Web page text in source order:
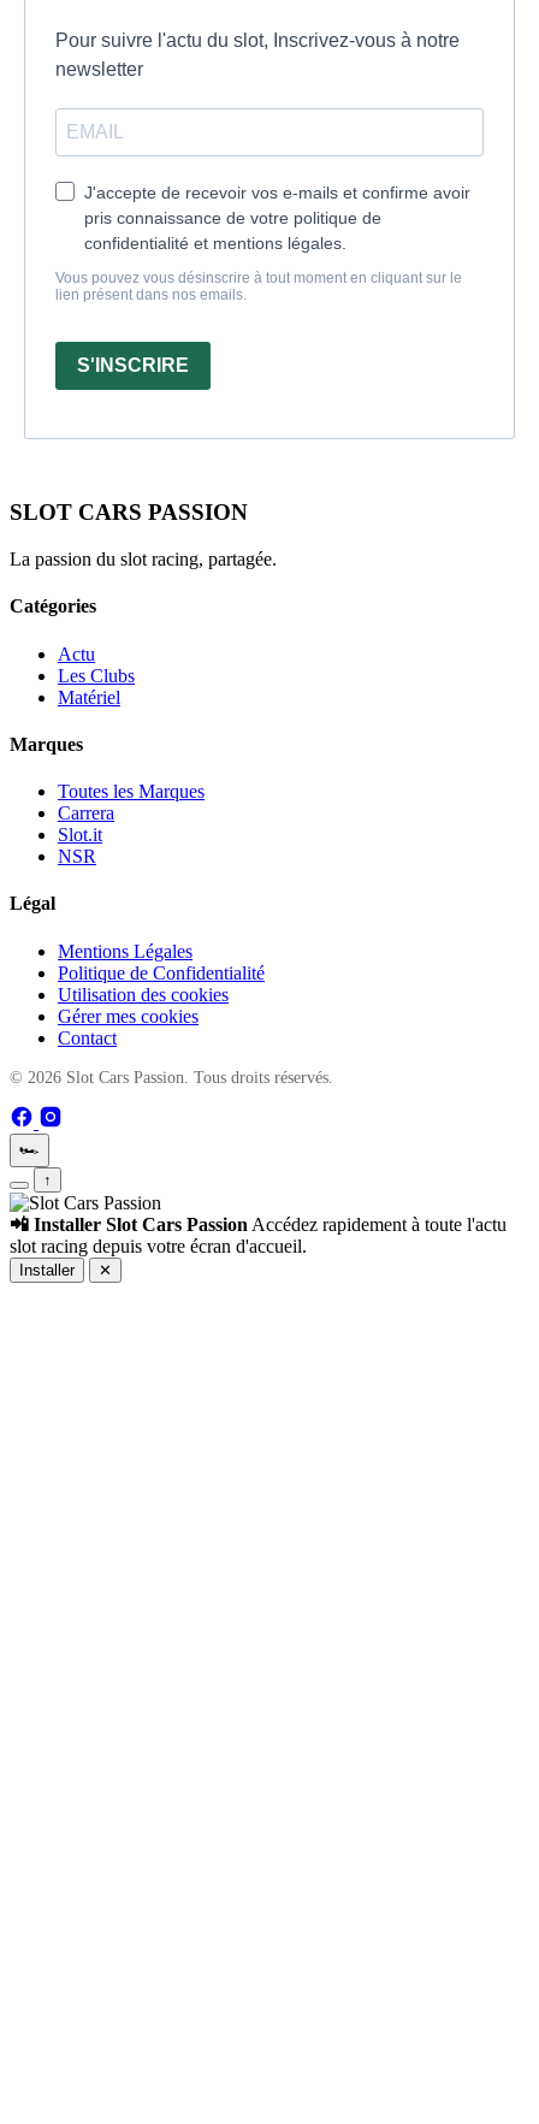
Pour suivre l'actu du slot, Inscrivez-vous à notre
newsletter
J'accepte de recevoir vos e-mails et confirme avoir
pris connaissance de votre politique de
confidentialité et mentions légales.
Vous pouvez vous désinscrire à tout moment en cliquant sur le
lien présent dans nos emails.
S'INSCRIRE
SLOT CARS PASSION
La passion du slot racing, partagée.
Catégories
Actu
Les Clubs
Matériel
Marques
Toutes les Marques
Carrera
Slot.it
NSR
Légal
Mentions Légales
Politique de Confidentialité
Utilisation des cookies
Gérer mes cookies
Contact
© 2026 Slot Cars Passion. Tous droits réservés.
🏎️
↑
📲 Installer Slot Cars Passion Accédez rapidement à toute l'actu
slot racing depuis votre écran d'accueil.
Installer ✕